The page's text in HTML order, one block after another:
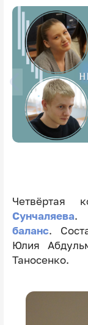
Четвёртая
Сунчаляева.
баланс.
Юлия
Таносенко.